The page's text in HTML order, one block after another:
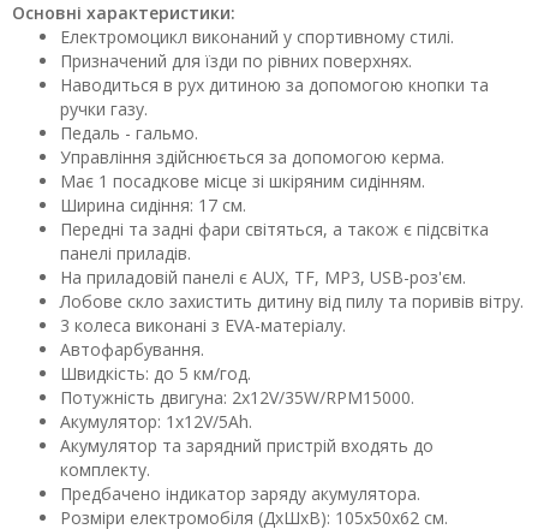
Основні характеристики:
Електромоцикл виконаний у спортивному стилі.
Призначений для їзди по рівних поверхнях.
Наводиться в рух дитиною за допомогою кнопки та
ручки газу.
Педаль - гальмо.
Управління здійснюється за допомогою керма.
Має 1 посадкове місце зі шкіряним сидінням.
Ширина сидіння: 17 см.
Передні та задні фари світяться, а також є підсвітка
панелі приладів.
На приладовій панелі є AUX, TF, MP3, USB-роз'єм.
Лобове скло захистить дитину від пилу та поривів вітру.
3 колеса виконані з EVA-матеріалу.
Автофарбування.
Швидкість: до 5 км/год.
Потужність двигуна: 2х12V/35W/RPM15000.
Акумулятор: 1х12V/5Ah.
Акумулятор та зарядний пристрій входять до
комплекту.
Предбачено індикатор заряду акумулятора.
Розміри електромобіля (ДхШхВ): 105х50х62 см.